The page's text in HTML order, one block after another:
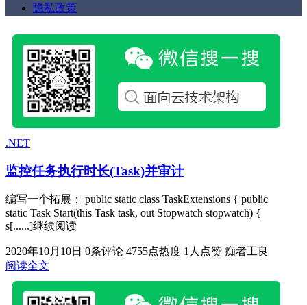
隐私政策
.NET
监控任务执行时长(Task)并审计
编写一个拓展： public static class TaskExtensions { public
static Task Start(this Task task, out Stopwatch stopwatch) {
s[......]继续阅读
2020年10月10日 0条评论 4755点热度 1人点赞 痴者工良
阅读全文